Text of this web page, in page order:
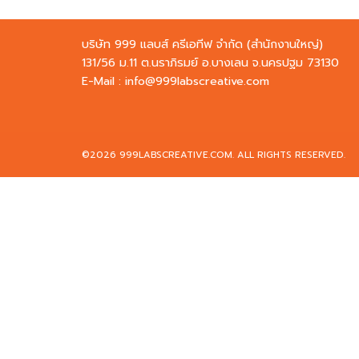
บริษัท 999 แลบส์ ครีเอทีฟ จำกัด (สำนักงานใหญ่)
131/56 ม.11 ต.นราภิรมย์ อ.บางเลน จ.นครปฐม 73130
E-Mail : info@999labscreative.com
©2026 999LABSCREATIVE.COM. ALL RIGHTS RESERVED.